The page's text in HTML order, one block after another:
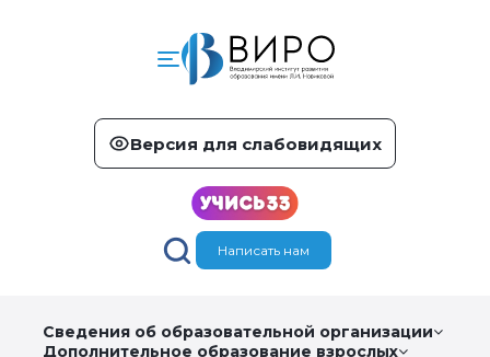
Версия для слабовидящих
Написать нам
Сведения об образовательной организации
Дополнительное образование взрослых